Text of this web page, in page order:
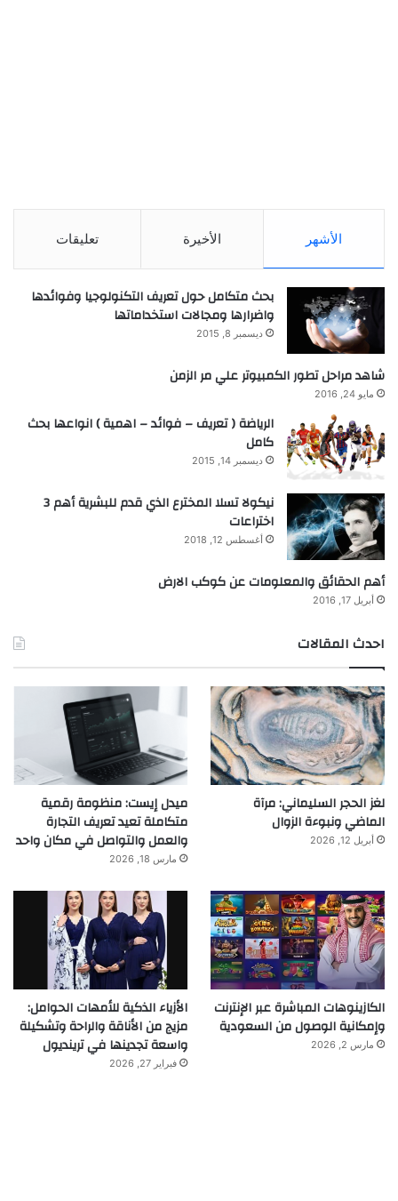
الأشهر الأخيرة تعليقات
بحث متكامل حول تعريف التكنولوجيا وفوائدها
واضرارها ومجالات استخداماتها
ديسمبر 8, 2015
شاهد مراحل تطور الكمبيوتر علي مر الزمن
مايو 24, 2016
الرياضة ( تعريف – فوائد – اهمية ) انواعها بحث
كامل
ديسمبر 14, 2015
نيكولا تسلا المخترع الذي قدم للبشرية أهم 3
اختراعات
أغسطس 12, 2018
أهم الحقائق والمعلومات عن كوكب الارض
أبريل 17, 2016
احدث المقالات
لغز الحجر السليماني: مرآة
الماضي ونبوءة الزوال
أبريل 12, 2026
ميدل إيست: منظومة رقمية
متكاملة تعيد تعريف التجارة
والعمل والتواصل في مكان واحد
مارس 18, 2026
الكازينوهات المباشرة عبر الإنترنت
وإمكانية الوصول من السعودية
مارس 2, 2026
الأزياء الذكية للأمهات الحوامل:
مزيج من الأناقة والراحة وتشكيلة
واسعة تجدينها في ترينديول
فبراير 27, 2026